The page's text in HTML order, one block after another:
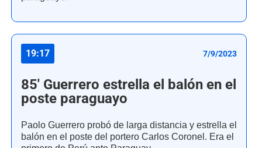
19:17 7/9/2023
85' Guerrero estrella el balón en el
poste paraguayo
Paolo Guerrero probó de larga distancia y estrella el
balón en el poste del portero Carlos Coronel. Era el